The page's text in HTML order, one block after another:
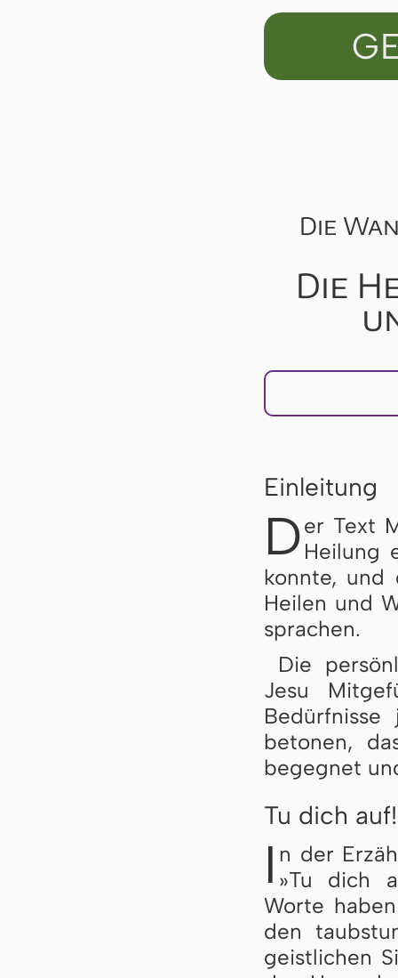
Die
Die
Einleitung
Der Text
Hei­lung
konn­te, und
Hei­len und
spra­chen.
Die
Jesu
Bedürfnisse
betonen,
begegnet
Tu dich auf!
I n der
»Tu dich
Worte
den
geistlichen